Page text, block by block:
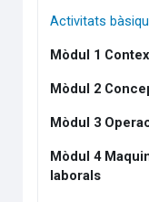
Activitats
Mòdul 1
Mòdul 2
Mòdul 3
Mòdul 4
laborals